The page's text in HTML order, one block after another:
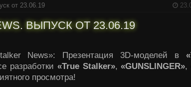
от 23.06.19
ВЫПУСК ОТ 23.06.19
News»: Презентация 3D-моделей в
разработки «True Stalker»,«GUNSLINGER»,
просмотра!